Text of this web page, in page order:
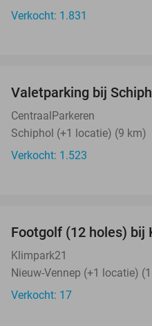
Verkocht: 1.831
Valetparking bij
CentraalParkeren
Schiphol (+1 locatie) (9 km)
Verkocht: 1.523
NEW
TODAY
Footgolf (12 holes) bij
Klimpark21
Nieuw-Vennep (+1 locatie)
Verkocht: 17